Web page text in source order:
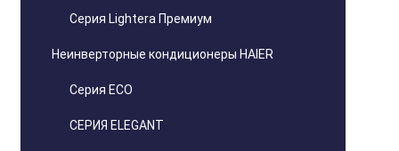
Серия Lightera Премиум
Неинверторные кондиционеры HAIER
Серия ECO
СЕРИЯ ELEGANT